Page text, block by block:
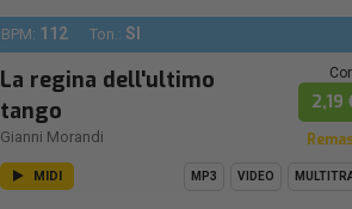
BPM: 112 Ton.: SI
La regina dell'ultimo
tango
Gianni Morandi
2,19
MIDI MP3 VIDEO